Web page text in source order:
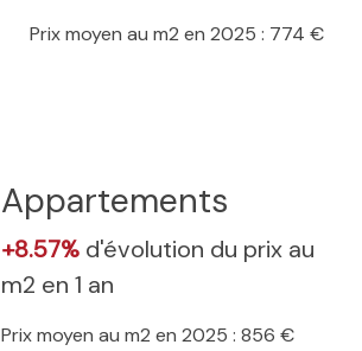
Prix moyen au m2 en 2025 : 774 €
Appartements
+8.57% d'évolution du prix au
m2 en 1 an
Prix moyen au m2 en 2025 : 856 €